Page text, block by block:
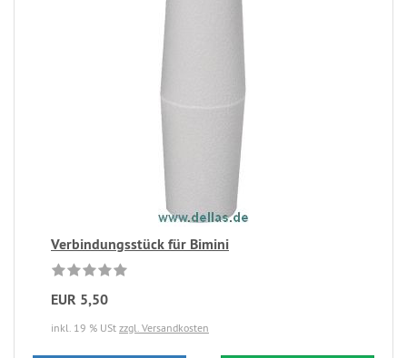
Verbindungsstück für Bimini
EUR 5,50
inkl. 19 % USt zzgl. Versandkosten